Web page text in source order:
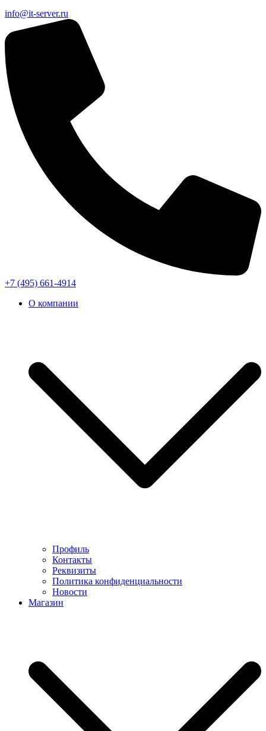
info@it-server.ru
+7 (495) 661-4914
О компании
Профиль
Контакты
Реквизиты
Политика конфиденциальности
Новости
Магазин